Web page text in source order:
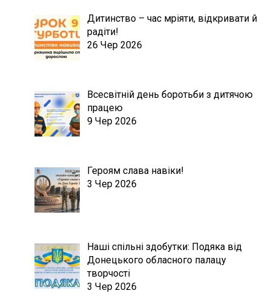
Дитинство – час мріяти, відкривати й
радіти!
26 Чер 2026
Всесвітній день боротьби з дитячою
працею
9 Чер 2026
Героям слава навіки!
3 Чер 2026
Наші спільні здобутки: Подяка від
Донецького обласного палацу
творчості
3 Чер 2026